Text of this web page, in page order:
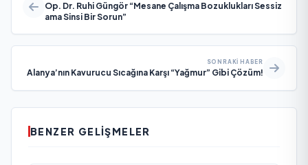
Op. Dr. Ruhi Güngör “Mesane Çalışma Bozuklukları Sessiz
ama Sinsi Bir Sorun”
SONRAKI HABER
Alanya’nın Kavurucu Sıcağına Karşı “Yağmur” Gibi Çözüm!
BENZER GELIŞMELER